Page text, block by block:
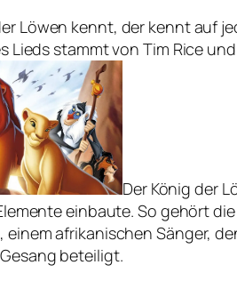
Löwen kennt, der kennt auf
Lieds stammt von Tim Rice
Der König der
einbaute. So gehört
afrikanischen Sänger,
beteiligt.